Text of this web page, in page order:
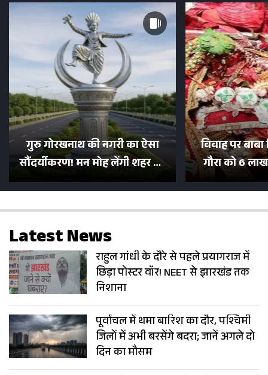
गुरु गोरखनाथ की नगरी का ऐसा
सौंदर्यीकरण! मन मोह लेंगी शहर की
सड़कें; देखें Photos
विवाह पर
गौरा को 6
500 भक्तों
Latest News
राहुल गांधी के दौरे से पहले प्रयागराज में
छिड़ा पोस्टर वॉर! NEET से झारखंड तक
निशाना
पूर्वांचल में थमा बारिश का दौर, पश्चिमी
जिलों में अभी बरसेंगे बदरा; जानें अगले दो
दिन का मौसम